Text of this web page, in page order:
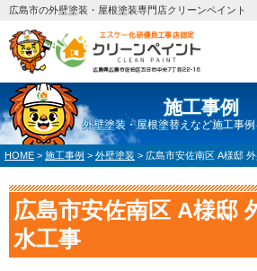
広島市の外壁塗装・屋根塗装専門店クリーンペイント
施工事例
外壁塗装・屋根塗替えなど施工事
HOME > 施工事例 > 外壁塗装 > 広島市安佐南区 A様邸
広島市安佐南区 A様邸
水工事